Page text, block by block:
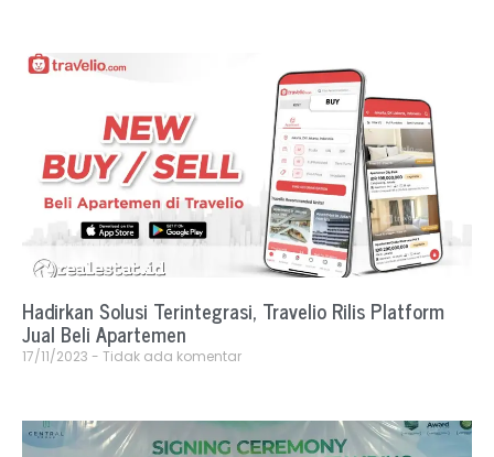
Hadirkan Solusi Terintegrasi, Travelio Rilis Platform
Jual Beli Apartemen
17/11/2023 Tidak ada komentar